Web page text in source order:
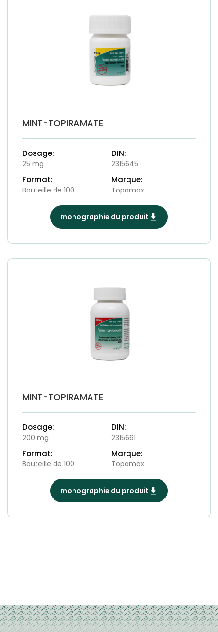
MINT-TOPIRAMATE
Dosage:
25 mg
DIN:
2315645
Format:
Bouteille de 100
Marque:
Topamax
monographie du produit
MINT-TOPIRAMATE
Dosage:
200 mg
DIN:
2315661
Format:
Bouteille de 100
Marque:
Topamax
monographie du produit